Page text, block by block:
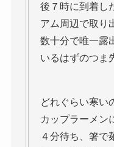
後７時に到着し
アム周辺で取り
数十分で唯一露
いるはずのつま
どれぐらい寒い
カップラーメン
４分待ち、箸で